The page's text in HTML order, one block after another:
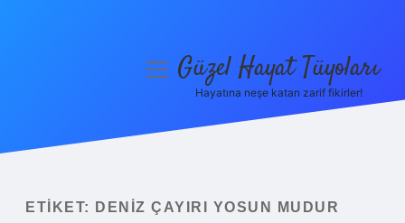
Yasal Uyarı
menüyüGüzel Hayat Tüyoları
Hayatına neşe katan zarif fikirler!
ETIKET: DENIZ ÇAYIRI YOSUN MUDUR